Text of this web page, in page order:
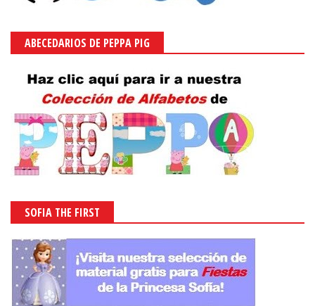
ABECEDARIOS DE PEPPA PIG
SOFIA THE FIRST